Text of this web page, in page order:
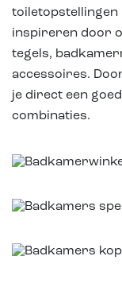
toiletopstellingen
inspireren door
tegels,
accessoires.
je direct een
combinaties.